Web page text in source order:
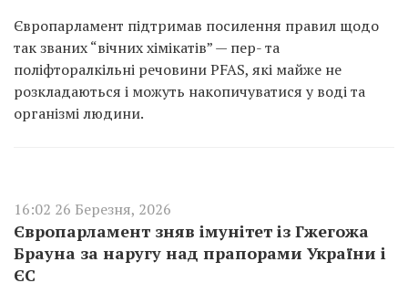
Європарламент підтримав посилення правил щодо
так званих “вічних хімікатів” — пер- та
поліфторалкільні речовини PFAS, які майже не
розкладаються і можуть накопичуватися у воді та
організмі людини.
16:02 26 Березня, 2026
Європарламент зняв імунітет із Гжегожа
Брауна за наругу над прапорами України і
ЄС